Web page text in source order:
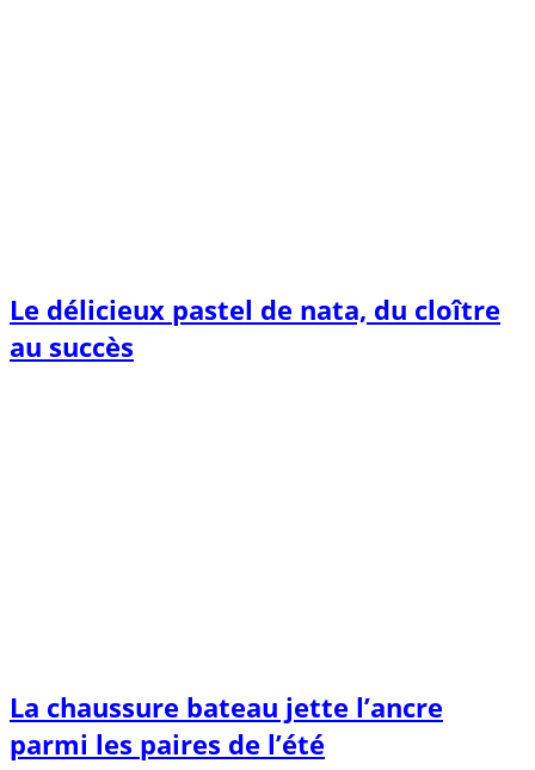
Le délicieux pastel de nata, du cloître
au succès
La chaussure bateau jette l’ancre
parmi les paires de l’été